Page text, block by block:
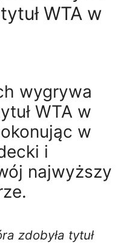
WTA w
wygrywa
WTA w
w
i
najwyższy
zdobyła tytuł